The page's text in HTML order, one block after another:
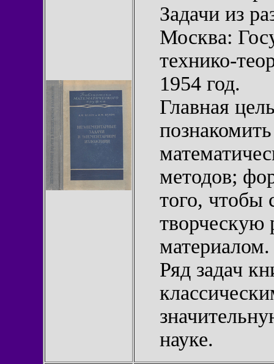
Задачи из
Москва:
технико-
1954 год.
Главная
методов;
того, чтобы
творческую
материалом.
Ряд задач
науке.